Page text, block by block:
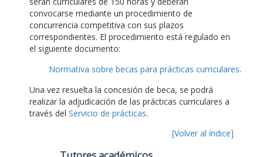
convocarse mediante un procedimiento de
concurrencia competitiva con sus plazos
correspondientes. El procedimiento está regulado en
el siguiente documento:
Normativa sobre becas para prácticas curriculares.
Una vez resuelta la concesión de beca, se podrá
realizar la adjudicación de las prácticas curriculares a
través del Servicio de prácticas.
[Volver al índice]